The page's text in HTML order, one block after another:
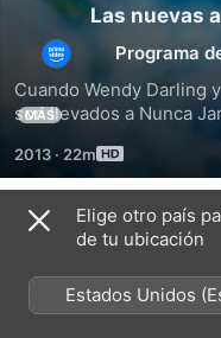
Las nuevas
Programa
Cuando Wendy Darling
son llevados a Nunca
niñez se estén haciendo
MÁS
2013 · 22m
Temporada 1
Elige otro país
de tu ubicación
Estados Unidos
México)